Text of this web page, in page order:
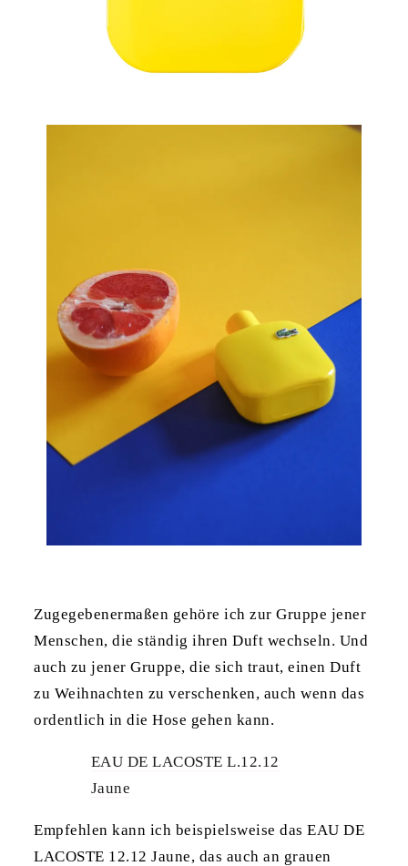
Zugegebenermaßen gehöre ich zur Gruppe jener
Menschen, die ständig ihren Duft wechseln. Und
auch zu jener Gruppe, die sich traut, einen Duft
zu Weihnachten zu verschenken, auch wenn das
ordentlich in die Hose gehen kann.
EAU DE LACOSTE L.12.12
Jaune
Empfehlen kann ich beispielsweise das EAU DE
LACOSTE 12.12 Jaune, das auch an grauen